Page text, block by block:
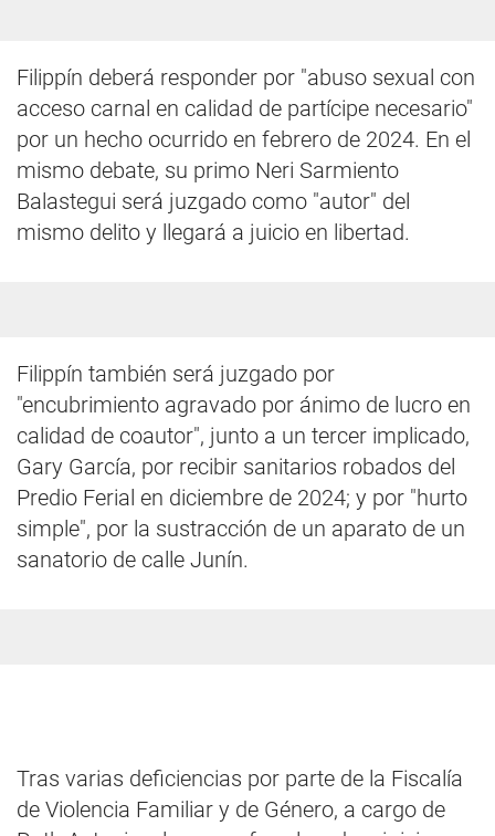
Filippín deberá responder por "abuso sexual con
acceso carnal en calidad de partícipe necesario"
por un hecho ocurrido en febrero de 2024. En el
mismo debate, su primo Neri Sarmiento
Balastegui será juzgado como "autor" del
mismo delito y llegará a juicio en libertad.
Filippín también será juzgado por
"encubrimiento agravado por ánimo de lucro en
calidad de coautor", junto a un tercer implicado,
Gary García, por recibir sanitarios robados del
Predio Ferial en diciembre de 2024; y por "hurto
simple", por la sustracción de un aparato de un
sanatorio de calle Junín.
Tras varias deficiencias por parte de la Fiscalía
de Violencia Familiar y de Género, a cargo de